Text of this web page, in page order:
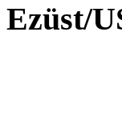
Ezüst/